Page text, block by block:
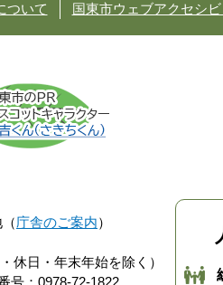
ついて 国東市ウェブアクセシ
庁舎のご案内）
休日・年末年始を除く）
号：0978-72-1822